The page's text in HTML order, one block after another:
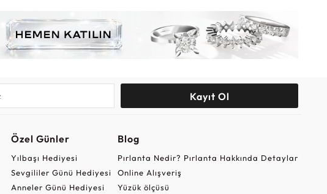
Kayıt Ol
Özel Günler
Yılbaşı Hediyesi
Sevgililer Günü Hediyesi
Anneler Günü Hediyesi
Blog
Pırlanta Nedir? Pırlanta Hakkında Detaylar
Online Alışveriş
Yüzük ölçüsü